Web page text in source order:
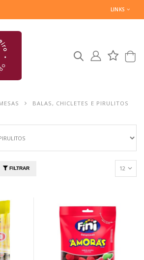
LINKS
BALAS, CHICLETES E PIRULITOS
FILTRAR